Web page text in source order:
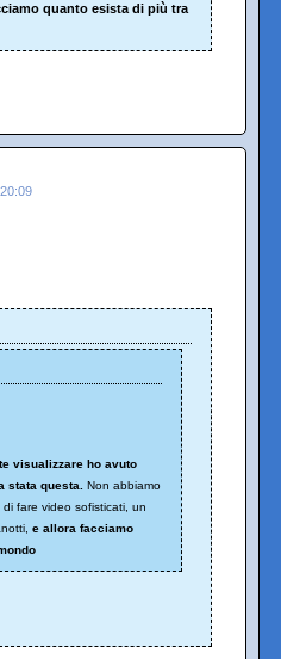
quanto esista di più tra
visualizzare ho avuto
stata questa.
Non abbiamo
fare video sofisticati, un
e allora facciamo